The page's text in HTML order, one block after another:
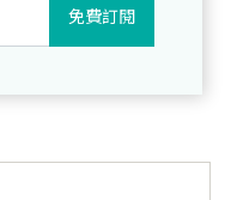
免費訂閱